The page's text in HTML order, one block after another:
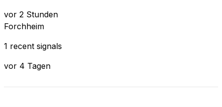
vor 2 Stunden
Forchheim
1 recent signals
vor 4 Tagen